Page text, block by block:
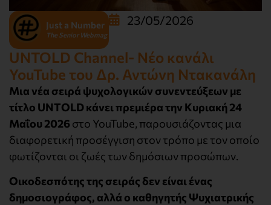
Just a Number
The Senior Webmag
23/05/2026
UNTOLD Channel- Νέο κανάλι
YouTube του Δρ. Αντώνη Ντακανάλη
Μια νέα σειρά ψυχολογικών συνεντεύξεων με
τίτλο UNTOLD κάνει πρεμιέρα την Κυριακή 24
Μαΐου 2026 στο YouTube, παρουσιάζοντας μια
διαφορετική προσέγγιση στον τρόπο με τον οποίο
φωτίζονται οι ζωές των δημόσιων προσώπων.
Οικοδεσπότης της σειράς δεν είναι ένας
δημοσιογράφος, αλλά ο καθηγητής Ψυχιατρικής